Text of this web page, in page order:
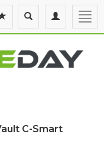
Toggle
navigation
Toggle
search
C-Smart